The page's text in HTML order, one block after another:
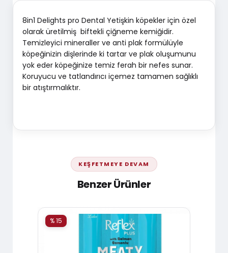
8in1 Delights pro Dental Yetişkin köpekler için özel
olarak üretilmiş biftekli çiğneme kemiğidir.
Temizleyici mineraller ve anti plak formülüyle
köpeğinizin dişlerinde ki tartar ve plak oluşumunu
yok eder köpeğinize temiz ferah bir nefes sunar.
Koruyucu ve tatlandırıcı içemez tamamen sağlıklı
bir atıştırmalıktır.
KEŞFETMEYE DEVAM
Benzer Ürünler
% 15